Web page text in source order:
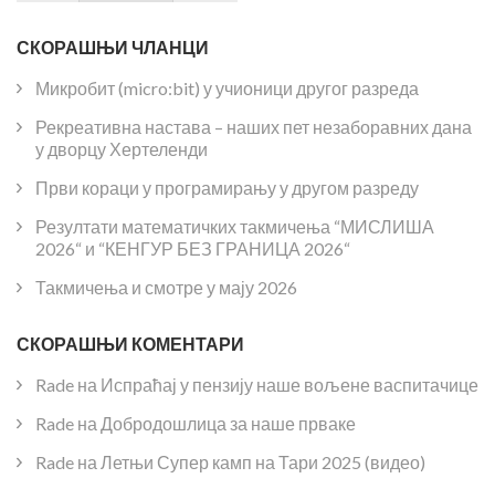
СКОРАШЊИ ЧЛАНЦИ
Микробит (micro:bit) у учионици другог разреда
Рекреативна настава – наших пет незаборавних дана
у дворцу Хертеленди
Први кораци у програмирању у другом разреду
Резултати математичких такмичења “МИСЛИША
2026“ и “КЕНГУР БЕЗ ГРАНИЦА 2026“
Такмичења и смотре у мају 2026
СКОРАШЊИ КОМЕНТАРИ
Rade на Испраћај у пензију наше вољене васпитачице
Rade на Добродошлица за наше прваке
Rade на Летњи Супер камп на Тари 2025 (видео)